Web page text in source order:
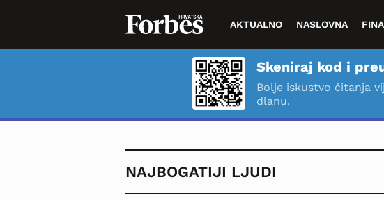
AKTUALNO NASLOVNA
Skeniraj kod i
Bolje iskustvo čitanja
dlanu.
NAJBOGATIJI LJUDI